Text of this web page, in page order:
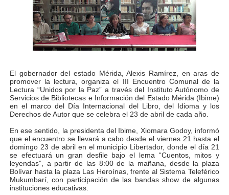
Merideños disfrutarán del Plan Agosto Escuelas
Recreación y formación fortalecen la integración
Club "Rápidos de Zea" brilló en el Primer Festival de
84 estudiantes celebraron su graduación en el
Cmdnna lleva esperanza y atención a casas de abrigo
Comunas de Obispo Ramos de Lora avanzan hacia el
Arrancó Plan Vacacional Comunitario Venezuela
Plan Vacacional Venezuela Renace 2026 arrancó con
Venezuela Renace 2026 lleva sonrisas y prevención a
El gobernador del estado Mérida, Alexis Ramírez, en aras de
promover la lectura, organiza el III Encuentro Comunal de la
Lectura “Unidos por la Paz” a través del Instituto Autónomo de
Servicios de Bibliotecas e Información del Estado Mérida (Ibime)
en el marco del Día Internacional del Libro, del Idioma y los
Derechos de Autor que se celebra el 23 de abril de cada año.
En ese sentido, la presidenta del Ibime, Xiomara Godoy, informó
que el encuentro se llevará a cabo desde el viernes 21 hasta el
domingo 23 de abril en el municipio Libertador, donde el día 21
se efectuará un gran desfile bajo el lema “Cuentos, mitos y
leyendas”, a partir de las 8:00 de la mañana, desde la plaza
Bolívar hasta la plaza Las Heroínas, frente al Sistema Teleférico
Mukumbarí, con participación de las bandas show de algunas
instituciones educativas.